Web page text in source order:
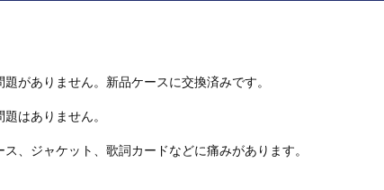
がありません。新品ケースに交換済みです。
はありません。
、ジャケット、歌詞カードなどに痛みがあります。